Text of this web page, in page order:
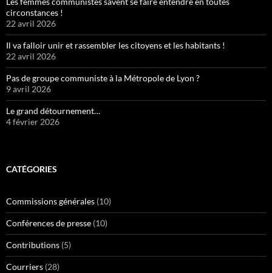
circonstances !
22 avril 2026
Il va falloir unir et rassembler les citoyens et les habitants !
22 avril 2026
Pas de groupe communiste à la Métropole de Lyon ?
9 avril 2026
Le grand détournement…
4 février 2026
CATÉGORIES
Commissions générales (10)
Conférences de presse (10)
Contributions (5)
Courriers (28)